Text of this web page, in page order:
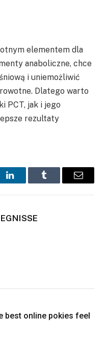
elementem dla
anaboliczne, chce
i uniemożliwić
Dlatego warto
PCT, jak i jego
rezultaty
LinkedInTumblr Email
best online pokies feel